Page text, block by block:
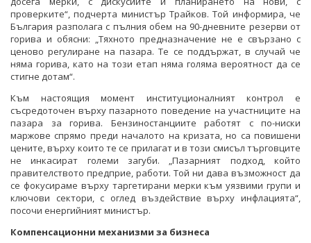
проверките“, подчерта министър Трайков. Той информира, че
България разполага с пълния обем на 90-дневните резерви от
горива и обясни: „Тяхното предназначение не е свързано с
ценово регулиране на пазара. Те се поддържат, в случай че
няма горива, като на този етап няма голяма вероятност да се
стигне дотам“.
Към настоящия момент институционалният контрол е
съсредоточен върху пазарното поведение на участниците на
пазара за горива. Бензиностанциите работят с по-ниски
маржове спрямо преди началото на кризата, но са повишени
цените, върху които те се прилагат и в този смисъл търговците
не инкасират големи загуби. „Пазарният подход, който
правителството предприе, работи. Той ни дава възможност да
се фокусираме върху таргетирани мерки към уязвими групи и
ключови сектори, с оглед въздействие върху инфлацията“,
посочи енергийният министър.
Компенсационни механизми за бизнеса